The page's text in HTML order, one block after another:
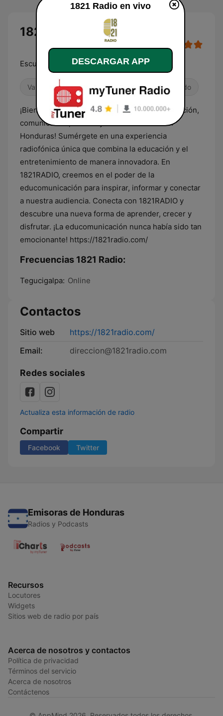
1821 Radio en vivo
Escucha . Descubre . Inspírate
Variado Radio hablada Músicas del mundo
¡Bienvenidos a 1821RADIO, tu fuente de educación,
comunicación, música y entretenimiento en
Honduras! Sumérgete en una experiencia
radiofónica única que combina la educación y el
entretenimiento de manera innovadora. En
1821RADIO, creemos en el poder de la
educomunicación para inspirar, informar y conectar
a nuestra audiencia. Conecta con 1821RADIO y
descubre una nueva forma de aprender, crecer y
disfrutar. ¡La educomunicación nunca había sido tan
emocionante! https://1821radio.com/
Frecuencias 1821 Radio:
Tegucigalpa: Online
Contactos
Sitio web
https://1821radio.com/
Email:
direccion@1821radio.com
Redes sociales
Actualiza esta información de radio
Compartir
Facebook Twitter
Emisoras de Honduras
Radios y Podcasts
Recursos
Locutores
Widgets
Sitios web de radio por país
Acerca de nosotros y contactos
Política de privacidad
Términos del servicio
Acerca de nosotros
Contáctenos
1821 Radio en vivo
DESCARGAR APP